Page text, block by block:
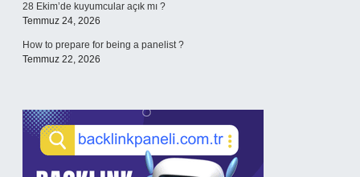
28 Ekim’de kuyumcular açık mı ?
Temmuz 24, 2026
How to prepare for being a panelist ?
Temmuz 22, 2026